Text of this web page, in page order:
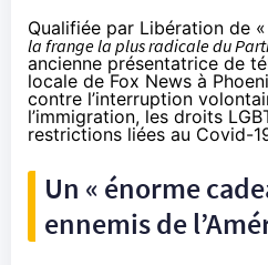
Qualifiée par Libération de «
la frange la plus radicale du
ancienne présentatrice de
locale de Fox News à
contre l’interruption
l’immigration, les droits
restrictions liées au Covid-
Un « énorme
ennemis de